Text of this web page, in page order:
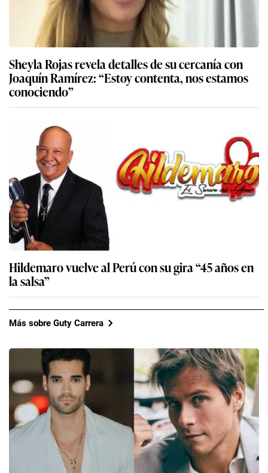
Sheyla Rojas revela detalles de su cercanía con
Joaquín Ramírez: “Estoy contenta, nos estamos
conociendo”
Hildemaro vuelve al Perú con su gira “45 años en
la salsa”
Más sobre Guty Carrera